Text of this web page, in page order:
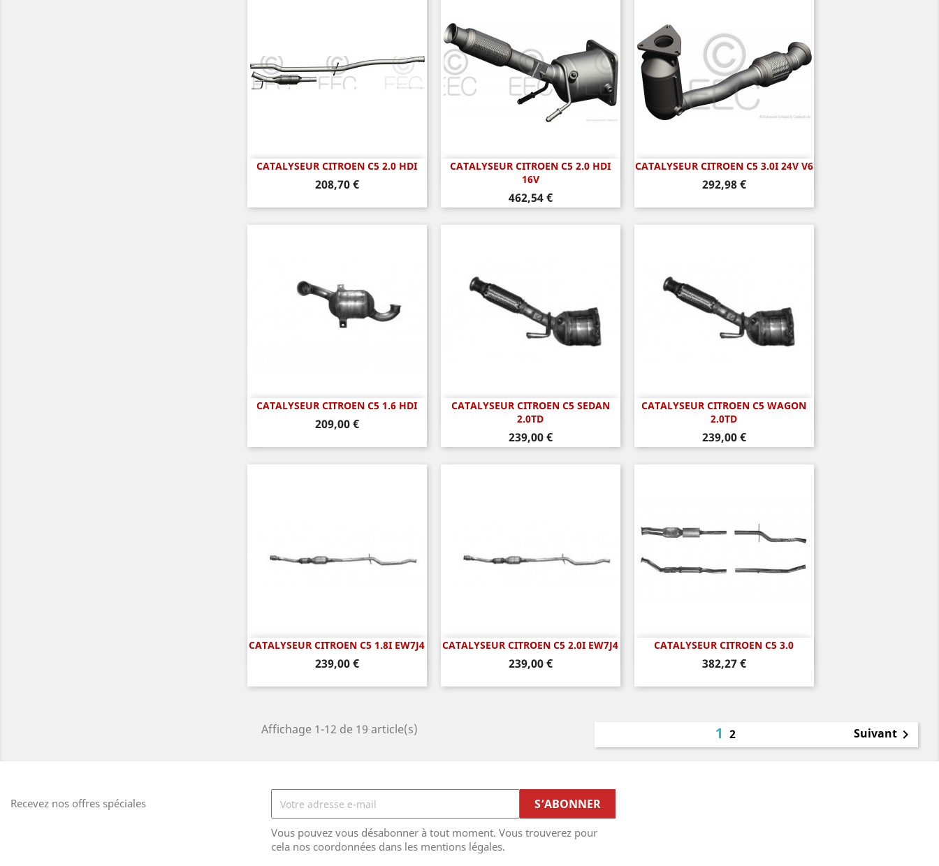
CATALYSEUR CITROEN C5 2.0 HDI
Prix
208,70 €
Aperçu rapide
CATALYSEUR CITROEN C5 2.0 HDI
16V
Prix
462,54 €
Aperçu rapide CATALYSEUR CITROEN C5 3.0I 24V V6
Prix
292,98 €
Aperçu rapide
CATALYSEUR CITROEN C5 1.6 HDI
Prix
209,00 €
Aperçu rapide
CATALYSEUR CITROEN C5 SEDAN
2.0TD
Prix
239,00 €
Aperçu rapide
CATALYSEUR CITROEN C5 WAGON
2.0TD
Prix
239,00 €
Aperçu rapide
CATALYSEUR CITROEN C5 1.8I EW7J4
Prix
239,00 €
Aperçu rapide CATALYSEUR CITROEN C5 2.0I EW7J4
Prix
239,00 €
Aperçu rapide CATALYSEUR CITROEN C5 3.0
Prix
382,27 €
Aperçu rapide
Affichage 1-12 de 19 article(s) 12 Suivant
Recevez nos offres spéciales
Vous pouvez vous désabonner à tout moment. Vous trouverez pour
cela nos coordonnées dans les mentions légales.